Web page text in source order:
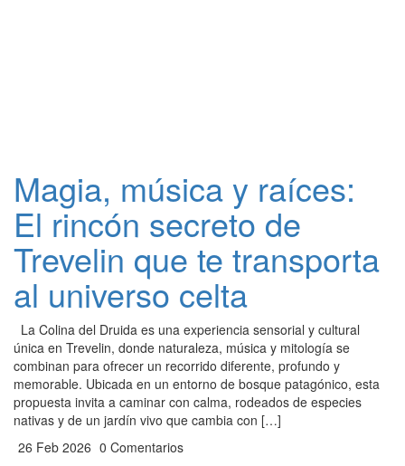
Magia, música y raíces:
El rincón secreto de
Trevelin que te transporta
al universo celta
La Colina del Druida es una experiencia sensorial y cultural
única en Trevelin, donde naturaleza, música y mitología se
combinan para ofrecer un recorrido diferente, profundo y
memorable. Ubicada en un entorno de bosque patagónico, esta
propuesta invita a caminar con calma, rodeados de especies
nativas y de un jardín vivo que cambia con […]
26 Feb 2026 0 Comentarios